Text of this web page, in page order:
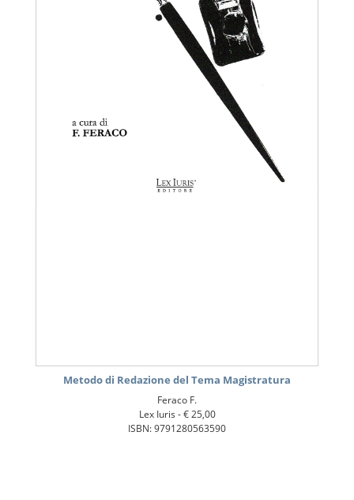
Metodo di Redazione del Tema Magistratura
Feraco F.
Lex Iuris -€ 25,00
ISBN: 9791280563590